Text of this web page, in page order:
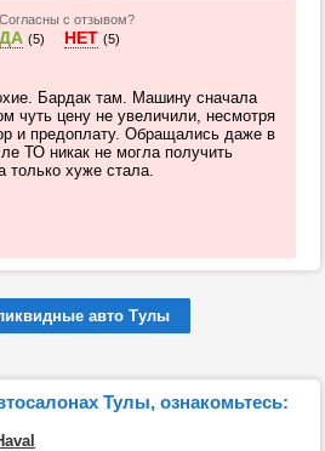
Согласны с отзывом?
ДА (5) НЕТ (5)
Бардак там. Машину сначала
чуть цену не увеличили, несмотря
и предоплату. Обращались даже в
ТО никак не могла получить
хуже стала.
авто Тулы
Тулы, ознакомьтесь: